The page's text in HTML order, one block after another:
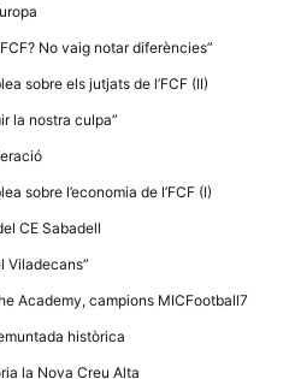
No vaig notar diferències”
sobre els jutjats de l’FCF (II)
la nostra culpa”
sobre l’economia de l’FCF (I)
CE Sabadell
Viladecans”
Academy, campions MICFootball7
històrica
la Nova Creu Alta
opcionals,
són
necessàries
per al
funcionament
tècnic de la
Estadístiques
dades
de manera
del lloc web
la funcionalitat